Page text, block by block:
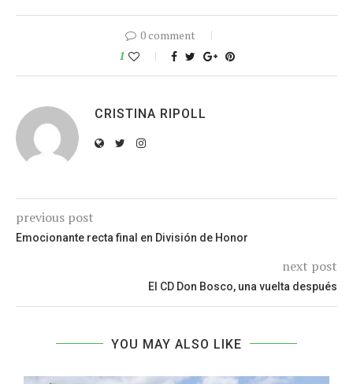
0 comment
1
CRISTINA RIPOLL
previous post
Emocionante recta final en División de Honor
next post
El CD Don Bosco, una vuelta después
YOU MAY ALSO LIKE